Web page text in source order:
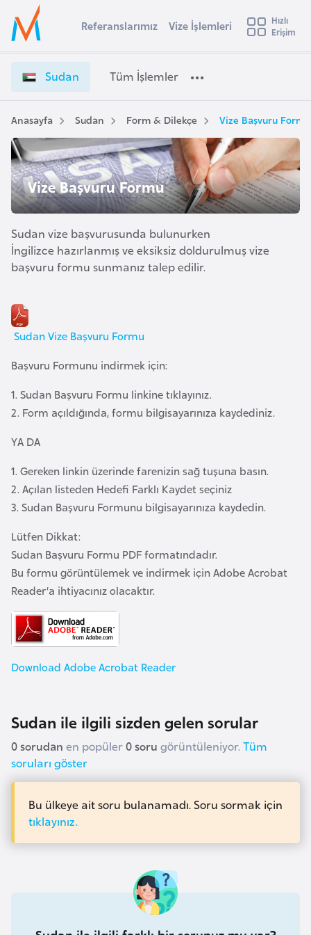
Ülke Seçimi
Başvuru yapmak istediğiniz ülkeyi seçin
Üye
Girişi
u
a
n
V
i
z
e
İ
ş
l
e
m
l
e
i
ş
i
Referanslarımız Vize İşlemleri
Hızlı
Erişim
Sudan Tüm İşlemler
Anasayfa Sudan Form & Dilekçe Vize Başvuru Formu
Vize Başvuru Formu
Sudan vize başvurusunda bulunurken
İngilizce hazırlanmış ve eksiksiz doldurulmuş vize
başvuru formu sunmanız talep edilir.
Sudan Vize Başvuru Formu
Başvuru Formunu indirmek için:
1. Sudan Başvuru Formu linkine tıklayınız.
2. Form açıldığında, formu bilgisayarınıza kaydediniz.
YA DA
1. Gereken linkin üzerinde farenizin sağ tuşuna basın.
2. Açılan listeden Hedefi Farklı Kaydet seçiniz
3. Sudan Başvuru Formunu bilgisayarınıza kaydedin.
Lütfen Dikkat:
Sudan Başvuru Formu PDF formatındadır.
Bu formu görüntülemek ve indirmek için Adobe Acrobat
Reader’a ihtiyacınız olacaktır.
Download Adobe Acrobat Reader
Sudan ile ilgili sizden gelen sorular
0 sorudan en popüler0 soru görüntüleniyor. Tüm
soruları göster
Bu ülkeye ait soru bulanamadı. Soru sormak için
tıklayınız.
s
t
r
a
A
v
u
t
u
a
z
e
r
a
y
c
a
B
a
h
r
e
y
n
a
n
g
l
d